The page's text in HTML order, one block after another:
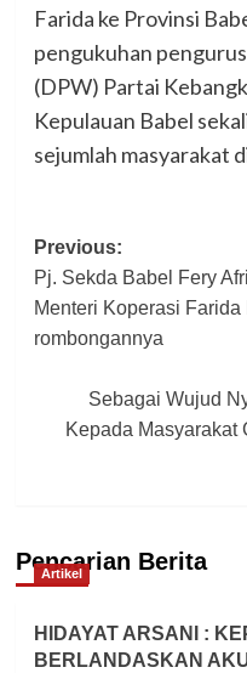
Farida ke Provinsi
pengukuhan
(DPW) Partai
Kepulauan Babel
sejumlah masyarakat
Post
navigation
Previous:
Pj. Sekda Babel Fery
Menteri Koperasi
rombongannya
Sebagai Wujud
Kepada Masyarakat
Pencarian Berita
Artikel
HIDAYAT ARSANI :
BERLANDASKAN